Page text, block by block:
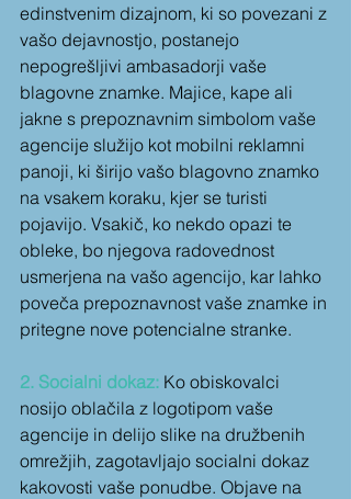
edinstvenim dizajnom, ki so povezani z
vašo dejavnostjo, postanejo
nepogrešljivi ambasadorji vaše
blagovne znamke. Majice, kape ali
jakne s prepoznavnim simbolom vaše
agencije služijo kot mobilni reklamni
panoji, ki širijo vašo blagovno znamko
na vsakem koraku, kjer se turisti
pojavijo. Vsakič, ko nekdo opazi te
obleke, bo njegova radovednost
usmerjena na vašo agencijo, kar lahko
poveča prepoznavnost vaše znamke in
pritegne nove potencialne stranke.
2. Socialni dokaz: Ko obiskovalci
nosijo oblačila z logotipom vaše
agencije in delijo slike na družbenih
omrežjih, zagotavljajo socialni dokaz
kakovosti vaše ponudbe. Objave na